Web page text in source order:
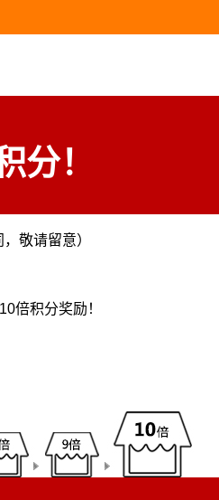
分！
敬请留意）
倍积分奖励！